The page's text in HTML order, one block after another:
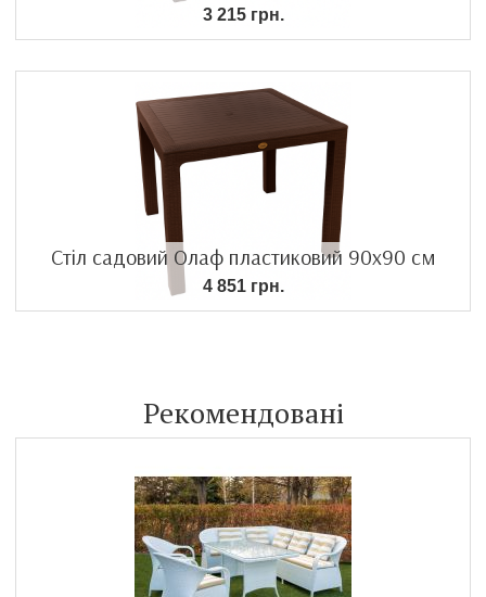
3 215 грн.
Стіл садовий Олаф пластиковий 90х90 см
4 851 грн.
Рекомендовані